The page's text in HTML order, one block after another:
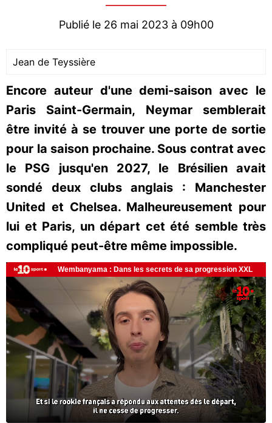
Publié le 26 mai 2023 à 09h00
Jean de Teyssière
Encore auteur d'une demi-saison avec le
Paris Saint-Germain, Neymar semblerait
être invité à se trouver une porte de sortie
pour la saison prochaine. Sous contrat avec
le PSG jusqu'en 2027, le Brésilien avait
sondé deux clubs anglais : Manchester
United et Chelsea. Malheureusement pour
lui et Paris, un départ cet été semble très
compliqué peut-être même impossible.